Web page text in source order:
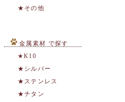
★その他
金属素材 で探す
★K10
★シルバー
★ステンレス
★チタン